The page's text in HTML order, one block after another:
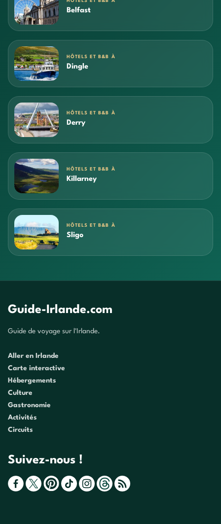
Belfast
HÔTELS ET B&B À
Dingle
HÔTELS ET B&B À
Derry
HÔTELS ET B&B À
Killarney
HÔTELS ET B&B À
Sligo
Guide-Irlande.com
Guide de voyage sur l'Irlande.
Aller en Irlande
Carte interactive
Hébergements
Culture
Gastronomie
Activités
Circuits
Suivez-nous !